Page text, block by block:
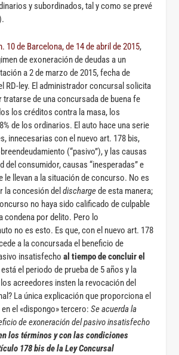
y subordinados, tal y como se prevé
10 de Barcelona, de 14 de abril de 2015,
de exoneración de deudas a un
a 2 de marzo de 2015, fecha de
RD-ley. El administrador concursal solicita
tratarse de una concursada de buena fe
los créditos contra la masa, los
de los ordinarios. El auto hace una serie
innecesarias con el nuevo art. 178 bis,
(“pasivo”), y las causas
del consumidor, causas “inesperadas” e
le llevan a la situación de concurso. No es
la concesión deldischargede esta manera;
no haya sido calificado de culpable
condena por delito. Pero lo
no es esto. Es que, con el nuevo art. 178
a la concursada el beneficio de
insatisfechoal tiempo de concluir el
el periodo de prueba de 5 años y la
acreedores insten la revocación del
La única explicación que proporciona el
el «dispongo» tercero: Se acuerda la
de exoneración del pasivo insatisfecho
los términos y con las condiciones
178 bis de la Ley Concursal